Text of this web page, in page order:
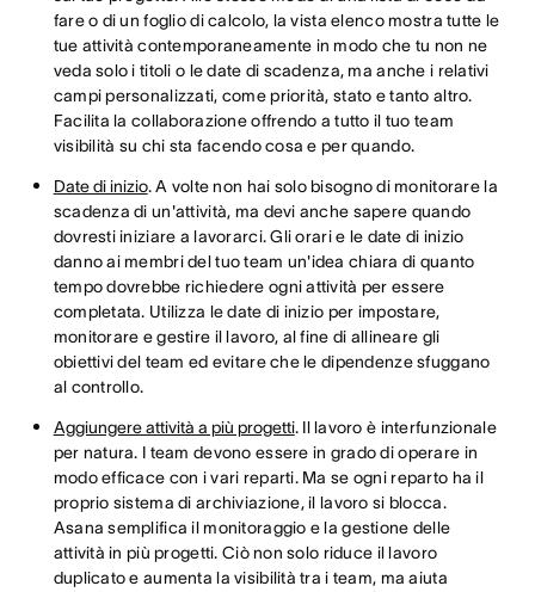
fare o di un foglio di calcolo, la vista elenco mostra tutte le
tue attività contemporaneamente in modo che tu non ne
veda solo i titoli o le date di scadenza, ma anche i relativi
campi personalizzati, come priorità, stato e tanto altro.
Facilita la collaborazione offrendo a tutto il tuo team
visibilità su chi sta facendo cosa e per quando.
Date di inizio. A volte non hai solo bisogno di monitorare la
scadenza di un'attività, ma devi anche sapere quando
dovresti iniziare a lavorarci. Gli orari e le date di inizio
danno ai membri del tuo team un'idea chiara di quanto
tempo dovrebbe richiedere ogni attività per essere
completata. Utilizza le date di inizio per impostare,
monitorare e gestire il lavoro, al fine di allineare gli
obiettivi del team ed evitare che le dipendenze sfuggano
al controllo.
Aggiungere attività a più progetti. Il lavoro è interfunzionale
per natura. I team devono essere in grado di operare in
modo efficace con i vari reparti. Ma se ogni reparto ha il
proprio sistema di archiviazione, il lavoro si blocca.
Asana semplifica il monitoraggio e la gestione delle
attività in più progetti. Ciò non solo riduce il lavoro
duplicato e aumenta la visibilità tra i team, ma aiuta